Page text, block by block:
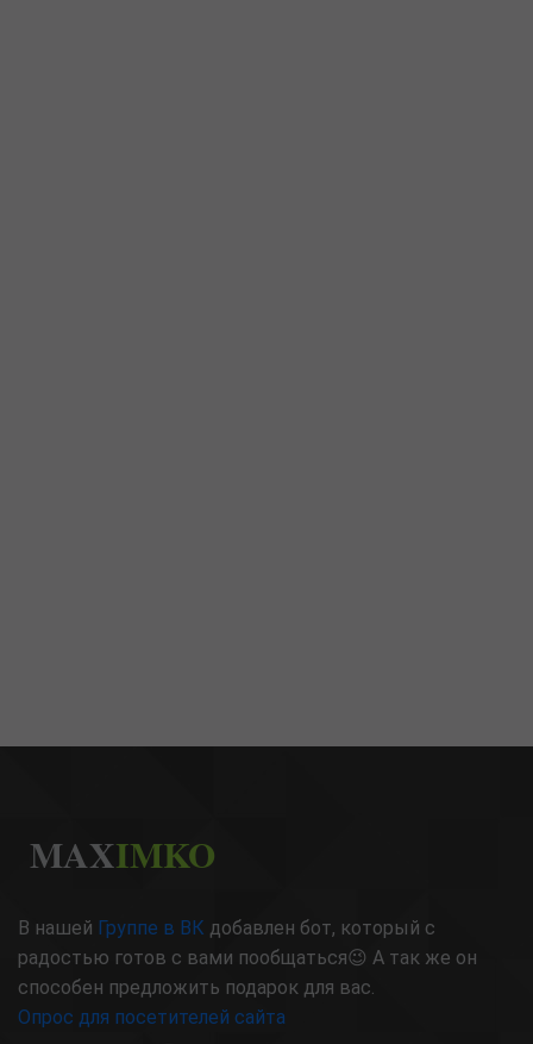
MAXIMKO
В нашей Группе в ВК добавлен бот, который с
радостью готов с вами пообщаться😉 А так же он
способен предложить подарок для вас.
Опрос для посетителей сайта